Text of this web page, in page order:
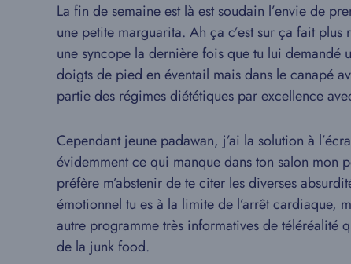
La fin de semaine est là est soudain l’envie de
une petite marguarita. Ah ça c’est sur ça fait
une syncope la dernière fois que tu lui
doigts de pied en éventail mais dans le canapé
partie des régimes diététiques par excellence
Cependant jeune padawan, j’ai la solution à
évidemment ce qui manque dans ton salon mon
préfère m’abstenir de te citer les diverses
émotionnel tu es à la limite de l’arrêt cardiaque,
autre programme très informatives de
de la junk food.